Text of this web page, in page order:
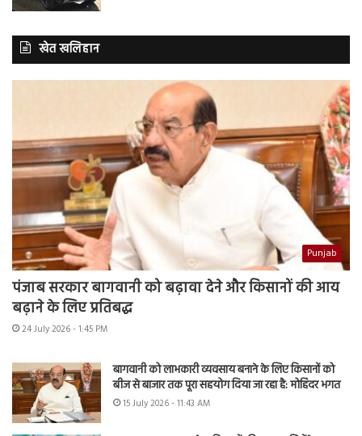
खेत खलिहान
Punjab
पंजाब सरकार बागवानी को बढ़ावा देने और किसानों की आय
बढ़ाने के लिए प्रतिबद्ध
24 July 2026 - 1:45 PM
बागवानी को लाभकारी व्यवसाय बनाने के लिए किसानों को
बीज से बाजार तक पूरा सहयोग दिया जा रहा है: मोहिंदर भगत
15 July 2026 - 11:43 AM